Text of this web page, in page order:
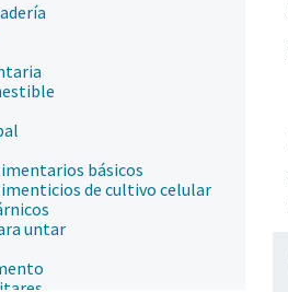
básicos
de cultivo celular
untar